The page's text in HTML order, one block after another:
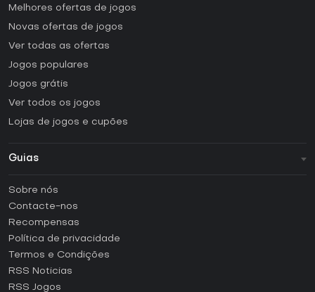
Melhores ofertas de jogos
Novas ofertas de jogos
Ver todas as ofertas
Jogos populares
Jogos grátis
Ver todos os jogos
Lojas de jogos e cupões
Guias
Como ativar uma CD Key Steam?
Como ativar uma CD Key Epic Games?
Como ativar uma CD Key GOG?
Como ativar uma CD Key Ubisoft Connect?
Sobre nós
Contacte-nos
Recompensas
Política de privacidade
Termos e Condições
RSS Noticias
RSS Jogos